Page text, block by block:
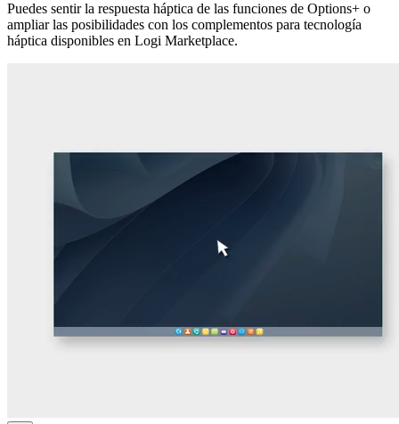
Puedes sentir la respuesta háptica de las funciones de Options+ o
ampliar las posibilidades con los complementos para tecnología
háptica disponibles en Logi Marketplace.